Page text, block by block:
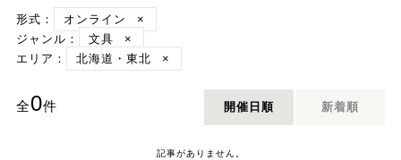
形式：
オンライン
×
ジャンル：
文具
×
エリア：
北海道・東北 ×
全0件 開催日順 新着順
記事がありません。